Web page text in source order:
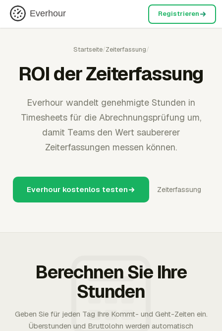
Everhour Registrieren
Startseite/Zeiterfassung/
ROI der Zeiterfassung
Everhour wandelt genehmigte Stunden in
Timesheets für die Abrechnungsprüfung um,
damit Teams den Wert saubererer
Zeiterfassungen messen können.
Everhour kostenlos testen Zeiterfassung
Berechnen Sie Ihre
Stunden
Geben Sie für jeden Tag Ihre Kommt- und Geht-Zeiten ein.
Überstunden und Bruttolohn werden automatisch